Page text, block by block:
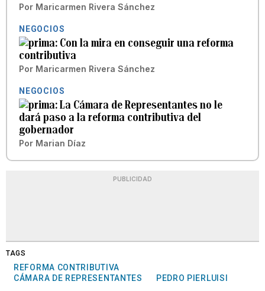
Por Maricarmen Rivera Sánchez
NEGOCIOS
Con la mira en conseguir una reforma
contributiva
Por Maricarmen Rivera Sánchez
NEGOCIOS
La Cámara de Representantes no le
dará paso a la reforma contributiva del
gobernador
Por Marian Díaz
PUBLICIDAD
TAGS
REFORMA CONTRIBUTIVA
CÁMARA DE REPRESENTANTES
PEDRO PIERLUISI